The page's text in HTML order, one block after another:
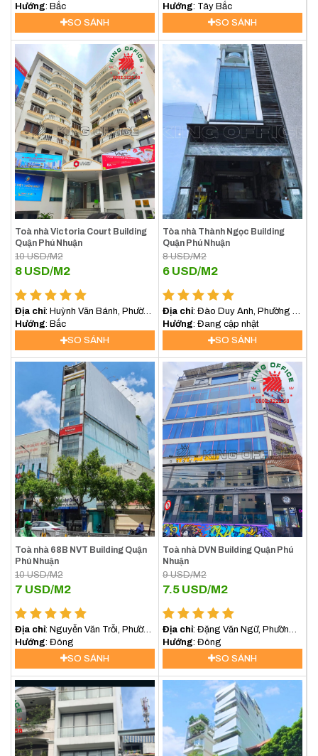
Quận Phú Nhuận
Hướng : Bắc
SO SÁNH
6, Quận Phú Nhuận
Hướng : Tây Bắc
SO SÁNH
Toà nhà Victoria Court Building
Quận Phú Nhuận
10USD/M2
8 USD/M2
Địa chỉ: Huỳnh Văn Bánh, Phường
17, Quận Phú Nhuận
Hướng
: Bắc
SO SÁNH
Tòa nhà Thành Ngọc Building
Quận Phú Nhuận
8USD/M2
6 USD/M2
Địa chỉ: Đào Duy Anh, Phường 9,
Quận Phú Nhuận
Hướng : Đang cập nhật
SO SÁNH
Toà nhà 68B NVT Building Quận
Phú Nhuận
10USD/M2
7 USD/M2
Địa chỉ: Nguyễn Văn Trỗi, Phường
8, Quận Phú Nhuận
Hướng : Đông
SO SÁNH
Toà nhà DVN Building Quận Phú
Nhuận
9USD/M2
7.5 USD/M2
Địa chỉ: Đặng Văn Ngữ, Phường
13, Quận Phú Nhuận
Hướng : Đông
SO SÁNH